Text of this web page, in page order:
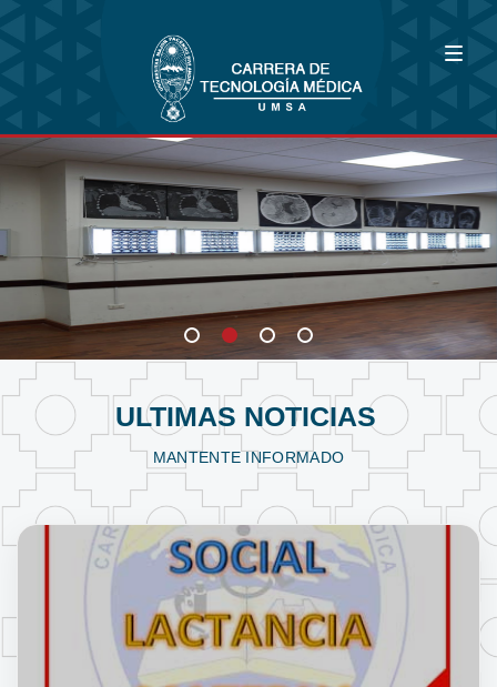
Bioimagenología
Fisioterapia y Kinesiología
Laboratorio Clínico
ULTIMAS NOTICIAS
MANTENTE INFORMADO